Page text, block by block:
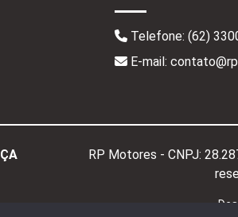
Telefone: (62)
E-mail:
RP Motores - CNPJ: